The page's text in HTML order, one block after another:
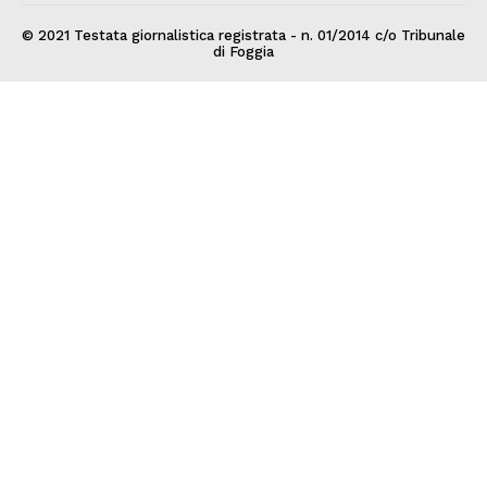
© 2021 Testata giornalistica registrata - n. 01/2014 c/o Tribunale
di Foggia